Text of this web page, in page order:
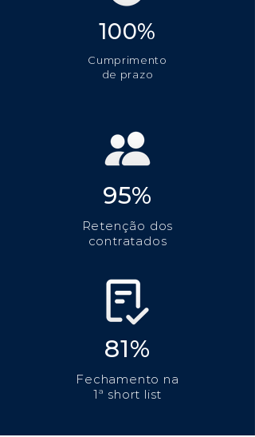
100%
Cumprimento
de prazo
95%
Retenção dos
contratados
81%
Fechamento na
1ª short list